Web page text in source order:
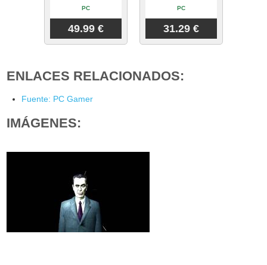
PC
49.99 €
PC
31.29 €
ENLACES RELACIONADOS:
Fuente: PC Gamer
IMÁGENES: